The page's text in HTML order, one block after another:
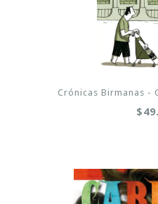
Crónicas Birmanas -